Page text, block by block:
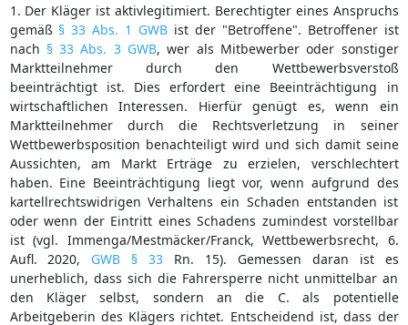
1. Der Kläger ist aktivlegitimiert. Berechtigter eines Anspruchs
gemäß § 33 Abs. 1 GWB ist der "Betroffene". Betroffener ist
nach § 33 Abs. 3 GWB, wer als Mitbewerber oder sonstiger
Marktteilnehmer durch den Wettbewerbsverstoß
beeinträchtigt ist. Dies erfordert eine Beeinträchtigung in
wirtschaftlichen Interessen. Hierfür genügt es, wenn ein
Marktteilnehmer durch die Rechtsverletzung in seiner
Wettbewerbsposition benachteiligt wird und sich damit seine
Aussichten, am Markt Erträge zu erzielen, verschlechtert
haben. Eine Beeinträchtigung liegt vor, wenn aufgrund des
kartellrechtswidrigen Verhaltens ein Schaden entstanden ist
oder wenn der Eintritt eines Schadens zumindest vorstellbar
ist (vgl. Immenga/Mestmäcker/Franck, Wettbewerbsrecht, 6.
Aufl. 2020, GWB § 33 Rn. 15). Gemessen daran ist es
unerheblich, dass sich die Fahrersperre nicht unmittelbar an
den Kläger selbst, sondern an die C. als potentielle
Arbeitgeberin des Klägers richtet. Entscheidend ist, dass der